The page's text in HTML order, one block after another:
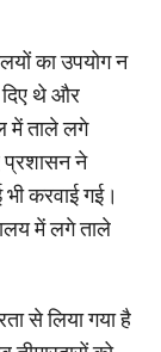
का उपयोग न
थे और
में ताले लगे
प्रशासन ने
करवाई गई।
में लगे ताले
से लिया गया है